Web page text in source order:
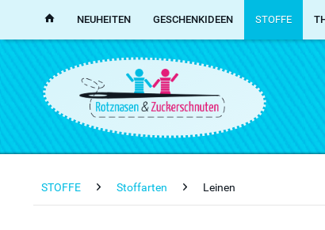
NEUHEITEN GESCHENKIDEEN STOFFE
STOFFE Stoffarten Leinen